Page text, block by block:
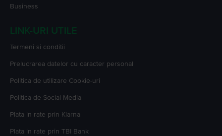
Business
LINK-URI UTILE
Termeni si conditii
Prelucrarea datelor cu caracter personal
Politica de utilizare Cookie-uri
Politica de Social Media
Plata in rate prin Klarna
Plata in rate prin TBI Bank